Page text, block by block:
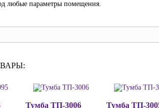
любые параметры помещения.
Тумба ТП-3006 Тумба ТП-